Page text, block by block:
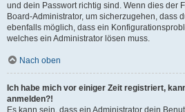
und dein Passwort richtig sind. Wenn dies der
Board-Administrator, um sicherzugehen, dass
ebenfalls möglich, dass ein
welches ein Administrator lösen muss.
Nach oben
Ich habe mich vor einiger Zeit registriert,
anmelden?!
Es kann sein, dass ein Administrator dein